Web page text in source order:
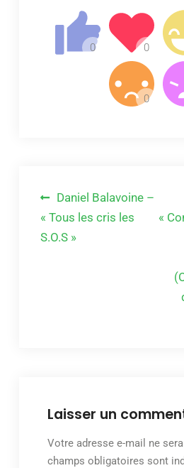
Navigation
de
l’article
Daniel Balavoine –
« Tous les cris les
S.O.S »
«
Laisser un
Votre adresse e-mail ne
champs obligatoires sont